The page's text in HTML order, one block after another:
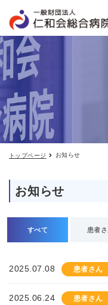
せ
トップページ お知らせ
お知らせ
すべて 患者
2025.07.08 患者さん
2025.06.24 患者さん